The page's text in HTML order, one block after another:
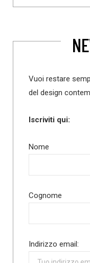
Vuoi restare
del design
Iscriviti qui:
Nome
Cognome
Indirizzo email: